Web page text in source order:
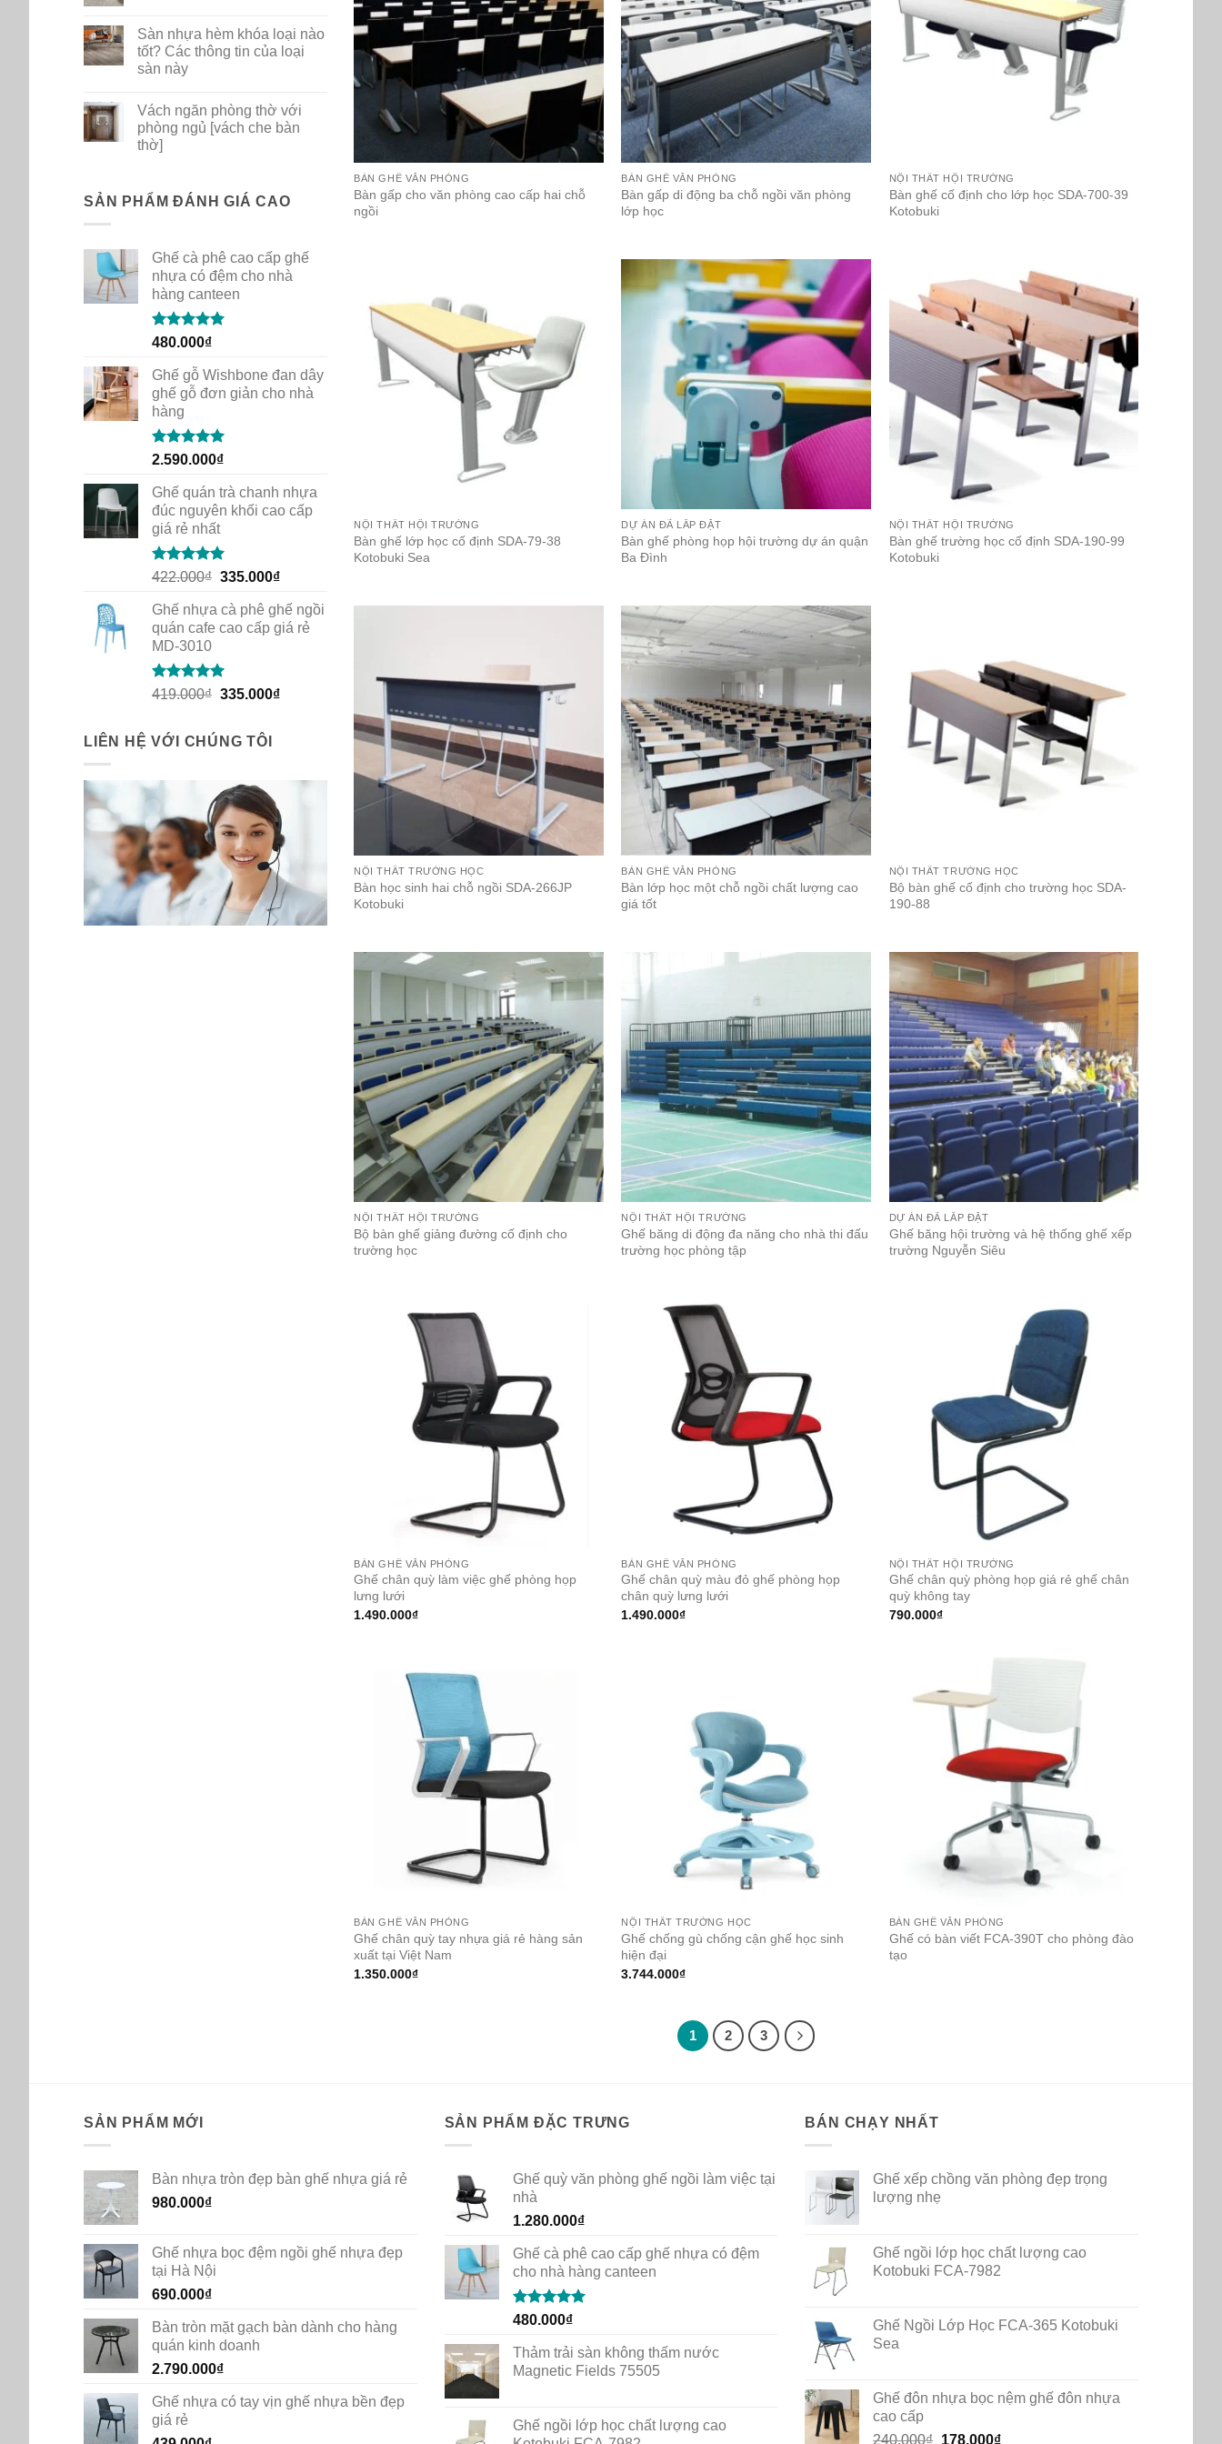
PP
dùng
cho
gia
cafe
on
Bộ
sưu
tập
New
Path
của
Shaw
Contract
Sàn nhựa hèm khóa loại nào
tốt? Các thông tin của loại
sàn này
on
Sàn
nhựa
hèm
tốt?
Các
loại
sàn
Vách ngăn phòng thờ với
phòng ngủ [vách che bàn
thờ]
Vách
phòng
ngủ
[vách
bàn
thờ]
SẢN PHẨM ĐÁNH GIÁ CAO
Ghế cà phê cao cấp ghế
nhựa có đệm cho nhà
hàng canteen
Rated5.00
480.000₫
Ghế gỗ Wishbone đan dây
ghế gỗ đơn giản cho nhà
hàng
Rated5.00
2.590.000₫
Ghế quán trà chanh nhựa
đúc nguyên khối cao cấp
giá rẻ nhất
Rated5.00
422.000₫ Original
was:
422.000₫.
335.000₫Current
is:
335.000₫.
Ghế nhựa cà phê ghế ngồi
quán cafe cao cấp giá rẻ
MD-3010
Rated5.00
419.000₫ Original
419.000₫.
335.000₫Current
LIÊN HỆ VỚI CHÚNG TÔI
BÀN GHẾ VĂN PHÒNG
Bàn gấp cho văn phòng cao cấp hai chỗ
ngồi
BÀN GHẾ VĂN PHÒNG
Bàn gấp di động ba chỗ ngồi văn phòng
lớp học
NỘI THẤT HỘI TRƯỜNG
Bàn ghế cố định cho lớp học SDA-700-39
Kotobuki
NỘI THẤT HỘI TRƯỜNG
Bàn ghế lớp học cố định SDA-79-38
Kotobuki Sea
DỰ ÁN ĐÃ LẮP ĐẶT
Bàn ghế phòng họp hội trường dự án quận
Ba Đình
NỘI THẤT HỘI TRƯỜNG
Bàn ghế trường học cố định SDA-190-99
Kotobuki
NỘI THẤT TRƯỜNG HỌC
Bàn học sinh hai chỗ ngồi SDA-266JP
Kotobuki
BÀN GHẾ VĂN PHÒNG
Bàn lớp học một chỗ ngồi chất lượng cao
giá tốt
NỘI THẤT TRƯỜNG HỌC
Bộ bàn ghế cố định cho trường học SDA-
190-88
NỘI THẤT HỘI TRƯỜNG
Bộ bàn ghế giảng đường cố định cho
trường học
NỘI THẤT HỘI TRƯỜNG
Ghế băng di động đa năng cho nhà thi đấu
trường học phòng tập
DỰ ÁN ĐÃ LẮP ĐẶT
Ghế băng hội trường và hệ thống ghế xếp
trường Nguyễn Siêu
BÀN GHẾ VĂN PHÒNG
Ghế chân quỳ làm việc ghế phòng họp
lưng lưới
1.490.000₫
BÀN GHẾ VĂN PHÒNG
Ghế chân quỳ màu đỏ ghế phòng họp
chân quỳ lưng lưới
1.490.000₫
NỘI THẤT HỘI TRƯỜNG
Ghế chân quỳ phòng họp giá rẻ ghế chân
quỳ không tay
790.000₫
BÀN GHẾ VĂN PHÒNG
Ghế chân quỳ tay nhựa giá rẻ hàng sản
xuất tại Việt Nam
1.350.000₫
NỘI THẤT TRƯỜNG HỌC
Ghế chống gù chống cận ghế học sinh
hiện đại
3.744.000₫
BÀN GHẾ VĂN PHÒNG
Ghế có bàn viết FCA-390T cho phòng đào
tạo
1 2 3
SẢN PHẨM MỚI
Bàn nhựa tròn đẹp bàn ghế nhựa giá rẻ
980.000₫
Ghế nhựa bọc đệm ngồi ghế nhựa đẹp
tại Hà Nội
690.000₫
Bàn tròn mặt gạch bàn dành cho hàng
quán kinh doanh
2.790.000₫
Ghế nhựa có tay vịn ghế nhựa bền đẹp
giá rẻ
SẢN PHẨM ĐẶC TRƯNG
Ghế quỳ văn phòng ghế ngồi làm việc tại
nhà
1.280.000₫
Ghế cà phê cao cấp ghế nhựa có đệm
cho nhà hàng canteen
Rated5.00
480.000₫
Thảm trải sàn không thấm nước
Magnetic Fields 75505
Ghế ngồi lớp học chất lượng cao
BÁN CHẠY NHẤT
Ghế xếp chồng văn phòng đẹp trọng
lượng nhẹ
Ghế ngồi lớp học chất lượng cao
Kotobuki FCA-7982
Ghế Ngồi Lớp Học FCA-365 Kotobuki
Sea
Ghế đôn nhựa bọc nệm ghế đôn nhựa
cao cấp
240.000₫ Original
178.000₫Current